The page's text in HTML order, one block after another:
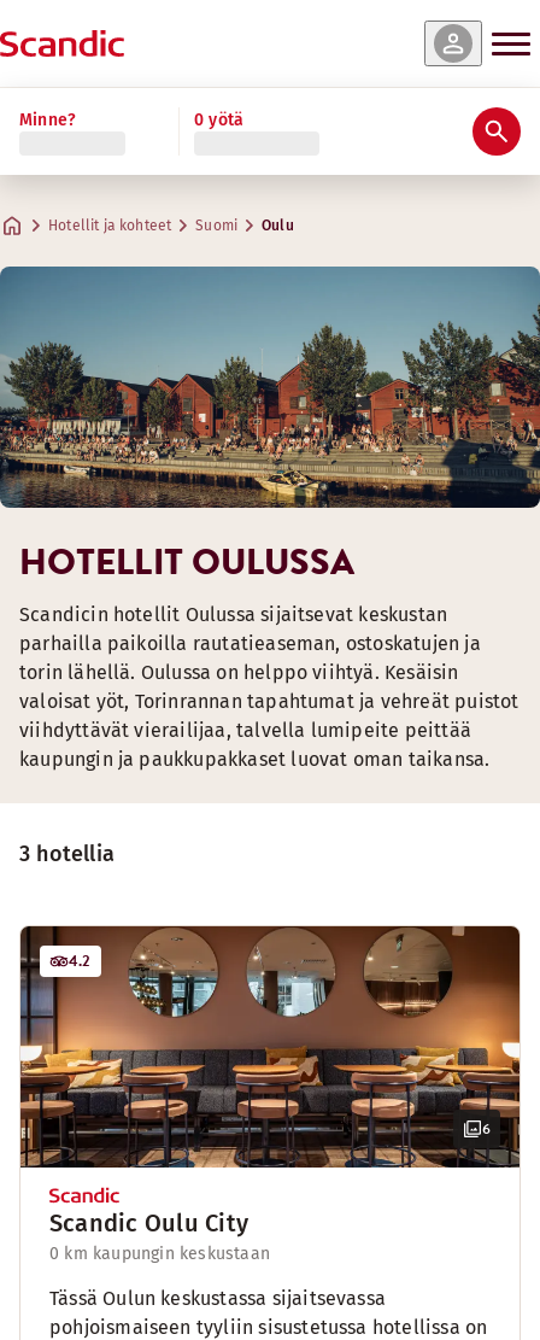
Minne? 0 yötä
Hotellit ja kohteet Suomi Oulu
3 hotellia
6
4.2
Scandic Oulu City
0 km kaupungin keskustaan
Tässä Oulun keskustassa sijaitsevassa
pohjoismaiseen tyyliin sisustetussa hotellissa on
HOTELLIT OULUSSA
Scandicin hotellit Oulussa sijaitsevat keskustan
parhailla paikoilla rautatieaseman, ostoskatujen ja
torin lähellä. Oulussa on helppo viihtyä. Kesäisin
valoisat yöt, Torinrannan tapahtumat ja vehreät puistot
viihdyttävät vierailijaa, talvella lumipeite peittää
kaupungin ja paukkupakkaset luovat oman taikansa.